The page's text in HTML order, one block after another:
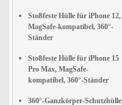
Stoßfeste Hülle für iPhone 12,
MagSafe-kompatibel, 360°-
Ständer
Stoßfeste Hülle für iPhone 15
Pro Max, MagSafe-
kompatibel, 360°-Ständer
360°-Ganzkörper-Schutzhülle